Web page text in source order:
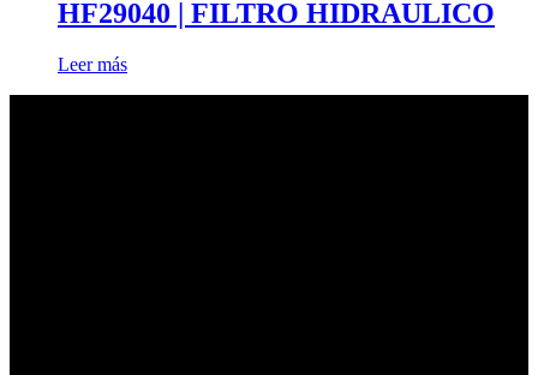
HF29040 | FILTRO HIDRAULICO
Leer más